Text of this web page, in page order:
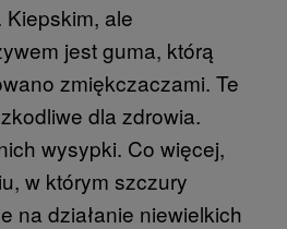
ale
jest guma, którą
zmiękczaczami. Te
dla zdrowia.
wysypki. Co więcej,
w którym szczury
na działanie niewielkich